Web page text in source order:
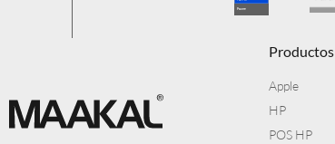
Productos
Apple
HP
POS HP